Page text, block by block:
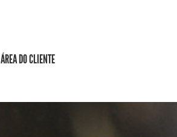
ÁREA DO CLIENTE